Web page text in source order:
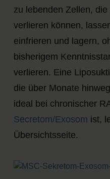
zu lebenden Zellen,
verlieren können,
einfrieren und lagern,
bisherigem
verlieren. Eine
die über Monate
ideal bei chronischer
Secretom/Exosom ist,
Übersichtsseite.